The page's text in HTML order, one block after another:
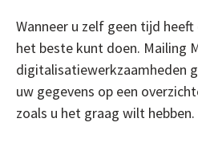
Wanneer u zelf geen tijd
het beste kunt doen. Mailing
digitalisatiewerkzaamheden
uw gegevens op een
zoals u het graag wilt hebben.